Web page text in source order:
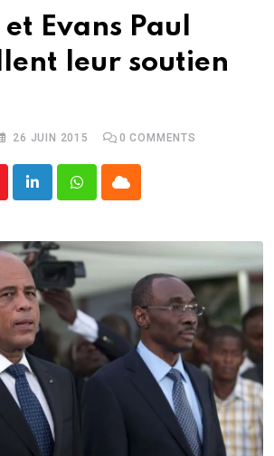
Evans Paul
leur soutien
26 JUIN 2015 0 COMMENTS
LinkedInWhatsappCloud